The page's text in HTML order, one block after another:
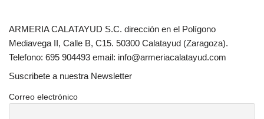
ARMERIA CALATAYUD S.C. dirección en el Polígono
Mediavega II, Calle B, C15. 50300 Calatayud (Zaragoza).
Telefono: 695 904493 email: info@armeriacalatayud.com
Suscribete a nuestra Newsletter
Correo electrónico